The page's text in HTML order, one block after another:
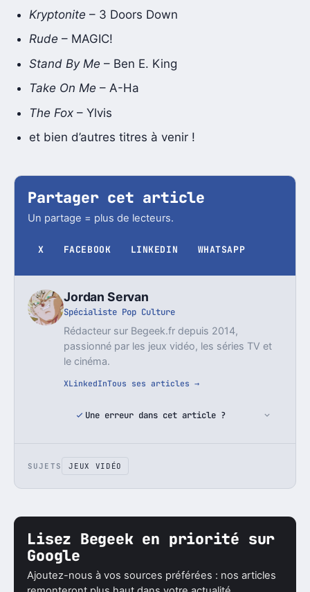
Kryptonite – 3 Doors Down
Rude – MAGIC!
Stand By Me – Ben E. King
Take On Me – A-Ha
The Fox – Ylvis
et bien d’autres titres à venir !
Partager cet article
Un partage = plus de lecteurs.
X FACEBOOK LINKEDIN WHATSAPP
Jordan Servan
Spécialiste Pop Culture
Rédacteur sur Begeek.fr depuis 2014,
passionné par les jeux vidéo, les séries TV et
le cinéma.
XLinkedInTous ses articles →
Une erreur dans cet article ?
SUJETS JEUX VIDÉO
Lisez Begeek en priorité sur
Google
Ajoutez-nous à vos sources préférées : nos articles